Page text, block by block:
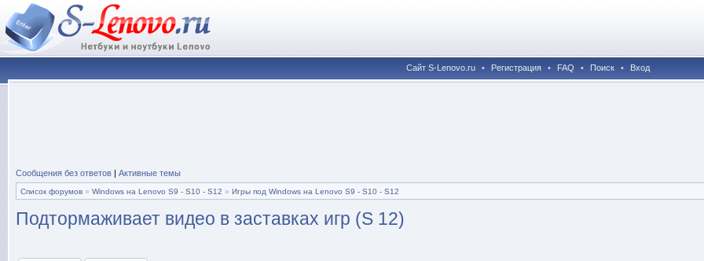
Сайт S-Lenovo.ru • Регистрация • FAQ • Поиск • Вход
Сообщения без ответов | Активные темы
Список форумов » Windows на Lenovo S9 - S10 - S12 » Игры под Windows на Lenovo S9 - S10 - S12
Подтормаживает видео в заставках игр (S 12)